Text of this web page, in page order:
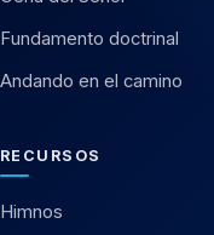
Fundamento doctrinal
Andando en el camino
RECURSOS
Himnos